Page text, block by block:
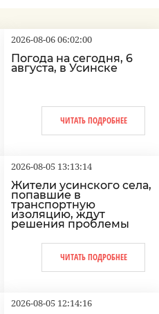
2026-08-06 06:02:00
Погода на сегодня, 6
августа, в Усинске
ЧИТАТЬ ПОДРОБНЕЕ
2026-08-05 13:13:14
Жители усинского села,
попавшие в
транспортную
изоляцию, ждут
решения проблемы
ЧИТАТЬ ПОДРОБНЕЕ
2026-08-05 12:14:16